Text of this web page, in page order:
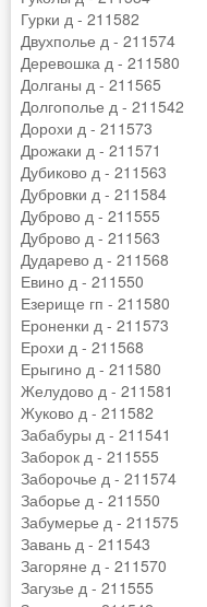
Гурки д - 211582
Двухполье д - 211574
Деревошка д - 211580
Долганы д - 211565
Долгополье д - 211542
Дорохи д - 211573
Дрожаки д - 211571
Дубиково д - 211563
Дубровки д - 211584
Дуброво д - 211555
Дуброво д - 211563
Дударево д - 211568
Евино д - 211550
Езерище гп - 211580
Ероненки д - 211573
Ерохи д - 211568
Ерыгино д - 211580
Желудово д - 211581
Жуково д - 211582
Забабуры д - 211541
Заборок д - 211555
Заборочье д - 211574
Заборье д - 211550
Забумерье д - 211575
Завань д - 211543
Загоряне д - 211570
Загузье д - 211555